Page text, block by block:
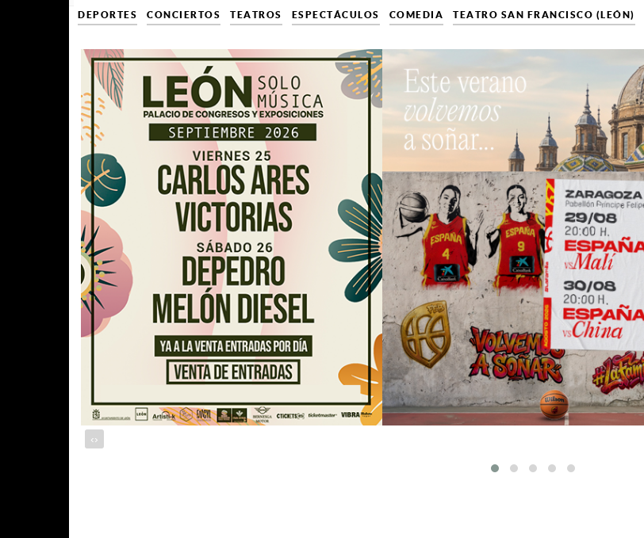
DEPORTES CONCIERTOS TEATROS ESPECTÁCULOS COMEDIA TEATRO SAN FRANCISCO (LEÓN)
‹›